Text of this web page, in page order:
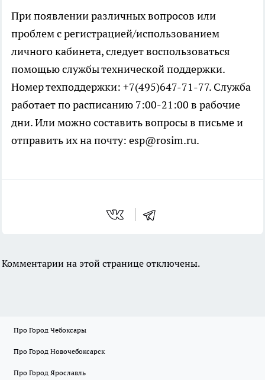
При появлении различных вопросов или
проблем с регистрацией/использованием
личного кабинета, следует воспользоваться
помощью службы технической поддержки.
Номер техподдержки: +7(495)647-71-77. Служба
работает по расписанию 7:00-21:00 в рабочие
дни. Или можно составить вопросы в письме и
отправить их на почту: esp@rosim.ru.
Комментарии на этой странице отключены.
Про Город Чебоксары
Про Город Новочебоксарск
Про Город Ярославль